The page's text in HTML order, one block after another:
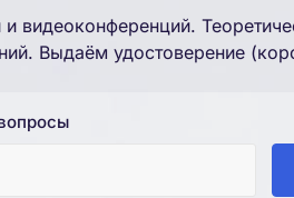
видеоконференций.
Выдаём удостоверение